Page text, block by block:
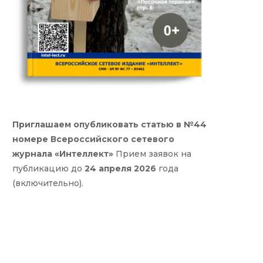
Приглашаем опубликовать статью в №44
номере Всероссийского сетевого
журнала «Интеллект» Прием заявок на
публикацию до 24 апреля 2026 года
(включительно).